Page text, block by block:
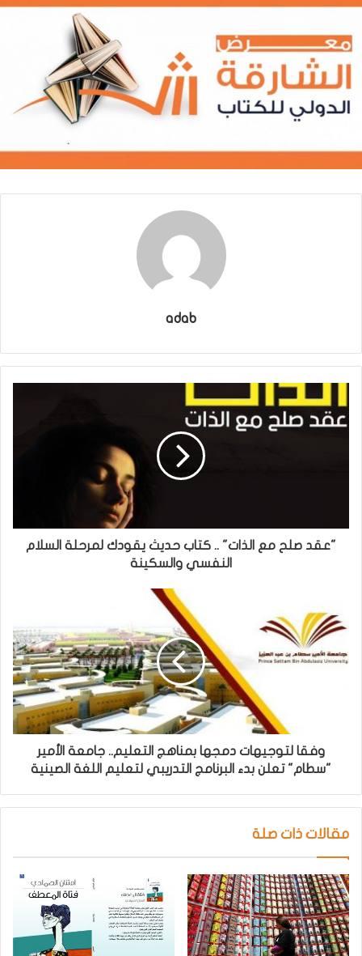
adab
"عقد صلح مع الذات" .. كتاب حديث يقودك لمرحلة السلام
النفسي والسكينة
وفقا لتوجيهات دمجها بمناهج التعليم.. جامعة الأمير
"سطام" تعلن بدء البرنامج التدريبي لتعليم اللغة الصينية
مقالات ذات صلة